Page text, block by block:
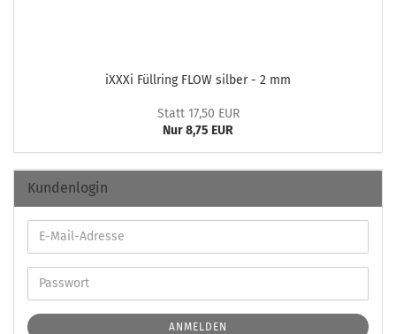
iXXXi Füll­ring FLOW sil­ber - 2 mm
Statt 17,50 EUR
Nur 8,75 EUR
Kundenlogin
ANMELDEN